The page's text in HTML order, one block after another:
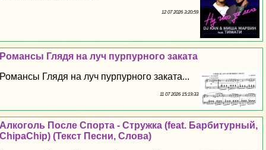
12 07 2026 3:20:59
Романсы Глядя на луч пурпурного заката
Романсы Глядя на луч пурпурного заката...
11 07 2026 15:19:33
Алкоголь После Спорта - Стружка (feat. Барбитурный,
ChipaChip) (Текст Песни, Слова)